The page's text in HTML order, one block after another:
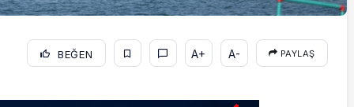
BEĞEN A+ A- PAYLAŞ